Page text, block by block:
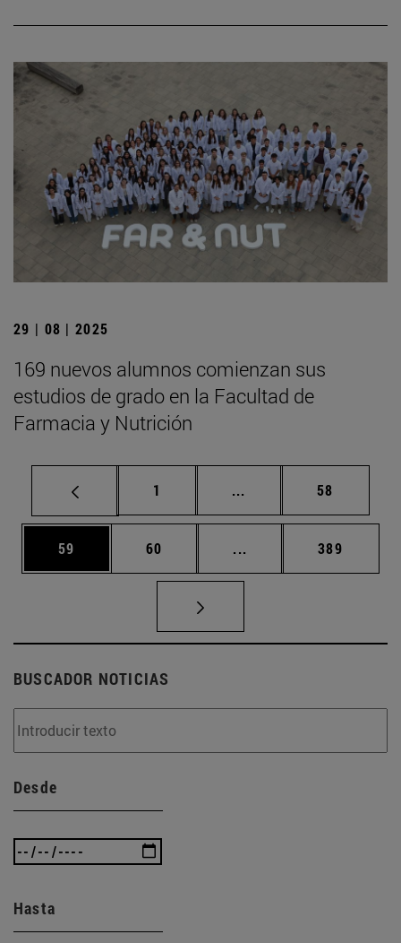
29 | 08 | 2025
169 nuevos alumnos comienzan sus
estudios de grado en la Facultad de
Farmacia y Nutrición
Página
1 ... Páginas intermedias
Página
58
Página
59 Página
60 ... Páginas intermedias
Página
389
BUSCADOR NOTICIAS
Desde
Hasta